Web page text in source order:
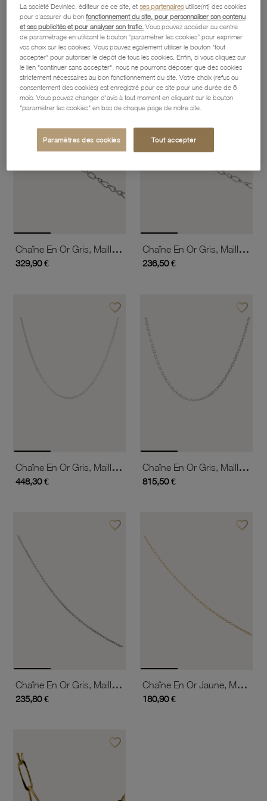
Chaine En Argent Rhodié Maille Gourmette
93,40 € 42,70 €
favorite_borderAjouter à vos favoris
Chaîne En Or Gris, Maille Fantaisie
329,90 €
favorite_border
Chaîne En Or Gris, Maille Fantaisie
236,50 €
favorite_borderAjouter à vos favoris
Chaîne En Or Gris, Maille Forçat
448,30 €
favorite_borderAjouter
Chaîne En Or Gris, Maille Forçat
815,50 €
favorite_borderAjouter à vos favoris
Chaîne En Or Gris, Maille Gourmette
235,80 €
favorite_borderAjouter
Chaîne En Or Jaune, Maille Cheval
180,90 €
favorite_borderAjouter à vos favoris
La société Devinlec, éditeur de ce site, etses partenairesutilise(nt) des cookies
pour s'assurer du bonfonctionnement du site, pour personnaliser son contenu
et ses publicités et pour analyser son trafic. Vous pouvez accéder au centre
de paramétrage en utilisant le bouton “paramétrer les cookies” pour exprimer
vos choix sur les cookies. Vous pouvez également utiliser le bouton "tout
accepter" pour autoriser le dépôt de tous les cookies. Enfin, si vous cliquez sur
le lien "continuer sans accepter", nous ne pourrons déposer que des cookies
strictement nécessaires au bon fonctionnement du site. Votre choix (refus ou
consentement des cookies) est enregistré pour ce site pour une durée de 6
mois. Vous pouvez changer d'avis à tout moment en cliquant sur le bouton
"paramétrer les cookies" en bas de chaque page de notre site.
Paramètres des cookies Tout accepter